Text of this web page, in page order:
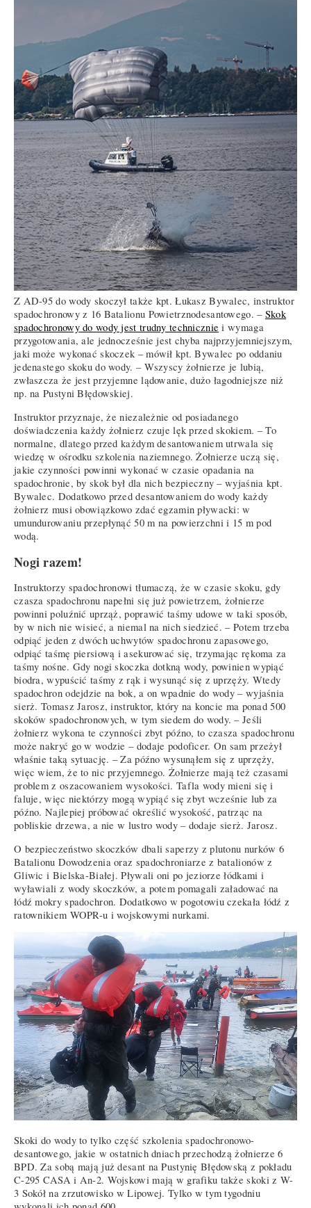
Z AD-95 do wody skoczył także kpt. Łukasz Bywalec, instruktor
spadochronowy z 16 Batalionu Powietrznodesantowego. – Skok
spadochronowy do wody jest trudny technicznie i wymaga
przygotowania, ale jednocześnie jest chyba najprzyjemniejszym,
jaki może wykonać skoczek – mówił kpt. Bywalec po oddaniu
jedenastego skoku do wody. – Wszyscy żołnierze je lubią,
zwłaszcza że jest przyjemne lądowanie, dużo łagodniejsze niż
np. na Pustyni Błędowskiej.
Instruktor przyznaje, że niezależnie od posiadanego
doświadczenia każdy żołnierz czuje lęk przed skokiem. – To
normalne, dlatego przed każdym desantowaniem utrwala się
wiedzę w ośrodku szkolenia naziemnego. Żołnierze uczą się,
jakie czynności powinni wykonać w czasie opadania na
spadochronie, by skok był dla nich bezpieczny – wyjaśnia kpt.
Bywalec. Dodatkowo przed desantowaniem do wody każdy
żołnierz musi obowiązkowo zdać egzamin pływacki: w
umundurowaniu przepłynąć 50 m na powierzchni i 15 m pod
wodą.
Nogi razem!
Instruktorzy spadochronowi tłumaczą, że w czasie skoku, gdy
czasza spadochronu napełni się już powietrzem, żołnierze
powinni poluźnić uprząż, poprawić taśmy udowe w taki sposób,
by w nich nie wisieć, a niemal na nich siedzieć. – Potem trzeba
odpiąć jeden z dwóch uchwytów spadochronu zapasowego,
odpiąć taśmę piersiową i asekurować się, trzymając rękoma za
taśmy nośne. Gdy nogi skoczka dotkną wody, powinien wypiąć
biodra, wypuścić taśmy z rąk i wysunąć się z uprzęży. Wtedy
spadochron odejdzie na bok, a on wpadnie do wody – wyjaśnia
sierż. Tomasz Jarosz, instruktor, który na koncie ma ponad 500
skoków spadochronowych, w tym siedem do wody. – Jeśli
żołnierz wykona te czynności zbyt późno, to czasza spadochronu
może nakryć go w wodzie – dodaje podoficer. On sam przeżył
właśnie taką sytuację. – Za późno wysunąłem się z uprzęży,
więc wiem, że to nic przyjemnego. Żołnierze mają też czasami
problem z oszacowaniem wysokości. Tafla wody mieni się i
faluje, więc niektórzy mogą wypiąć się zbyt wcześnie lub za
późno. Najlepiej próbować określić wysokość, patrząc na
pobliskie drzewa, a nie w lustro wody – dodaje sierż. Jarosz.
O bezpieczeństwo skoczków dbali saperzy z plutonu nurków 6
Batalionu Dowodzenia oraz spadochroniarze z batalionów z
Gliwic i Bielska-Białej. Pływali oni po jeziorze łódkami i
wyławiali z wody skoczków, a potem pomagali załadować na
łódź mokry spadochron. Dodatkowo w pogotowiu czekała łódź z
ratownikiem WOPR-u i wojskowymi nurkami.
Skoki do wody to tylko część szkolenia spadochronowo-
desantowego, jakie w ostatnich dniach przechodzą żołnierze 6
BPD. Za sobą mają już desant na Pustynię Błędowską z pokładu
C-295 CASA i An-2. Wojskowi mają w grafiku także skoki z W-
3 Sokół na zrzutowisko w Lipowej. Tylko w tym tygodniu